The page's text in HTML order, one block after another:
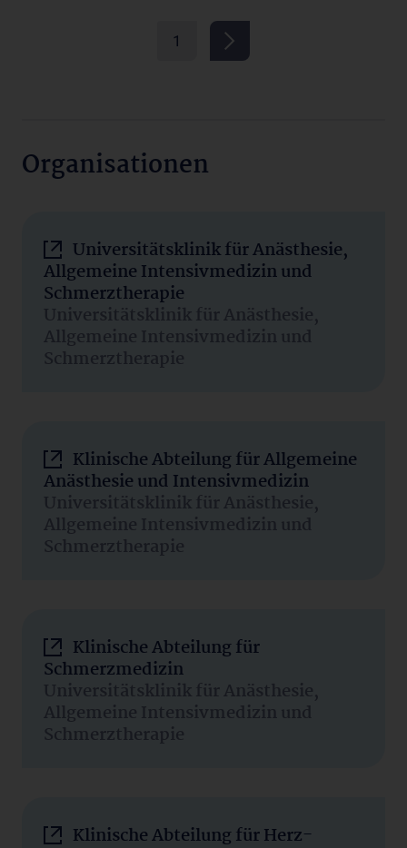
1
Organisationen
Universitätsklinik für Anästhesie,
Allgemeine Intensivmedizin und
Schmerztherapie
Universitätsklinik für Anästhesie,
Allgemeine Intensivmedizin und
Schmerztherapie
Klinische Abteilung für Allgemeine
Anästhesie und Intensivmedizin
Universitätsklinik für Anästhesie,
Allgemeine Intensivmedizin und
Schmerztherapie
Klinische Abteilung für
Schmerzmedizin
Universitätsklinik für Anästhesie,
Allgemeine Intensivmedizin und
Schmerztherapie
Klinische Abteilung für Herz-